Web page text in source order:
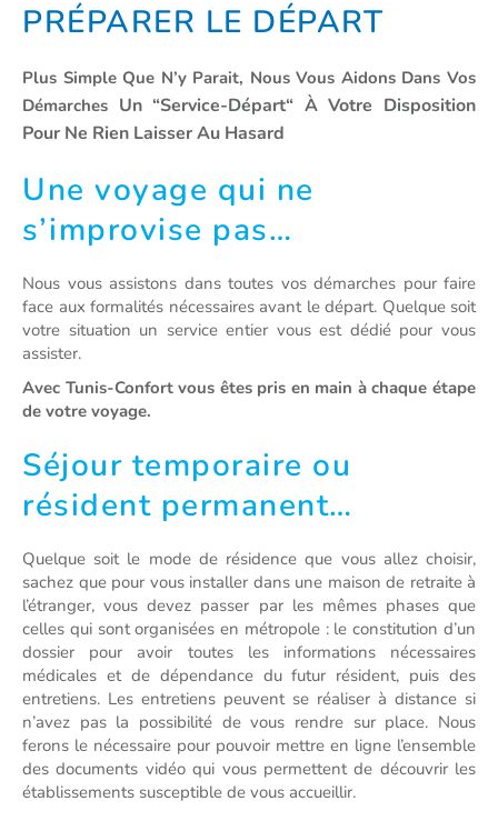
PRÉPARER LE DÉPART
Plus Simple Que N’y Parait, Nous Vous Aidons Dans Vos
Démarches Un “Service-Départ“ À Votre Disposition
Pour Ne Rien Laisser Au Hasard
Une voyage qui ne
s’improvise pas…
Nous vous assistons dans toutes vos démarches pour faire
face aux formalités nécessaires avant le départ. Quelque soit
votre situation un service entier vous est dédié pour vous
assister.
Avec Tunis-Confort vous êtes pris en main à chaque étape
de votre voyage.
Séjour temporaire ou
résident permanent…
Quelque soit le mode de résidence que vous allez choisir,
sachez que pour vous installer dans une maison de retraite à
l’étranger, vous devez passer par les mêmes phases que
celles qui sont organisées en métropole : le constitution d’un
dossier pour avoir toutes les informations nécessaires
médicales et de dépendance du futur résident, puis des
entretiens. Les entretiens peuvent se réaliser à distance si
n’avez pas la possibilité de vous rendre sur place. Nous
ferons le nécessaire pour pouvoir mettre en ligne l’ensemble
des documents vidéo qui vous permettent de découvrir les
établissements susceptible de vous accueillir.